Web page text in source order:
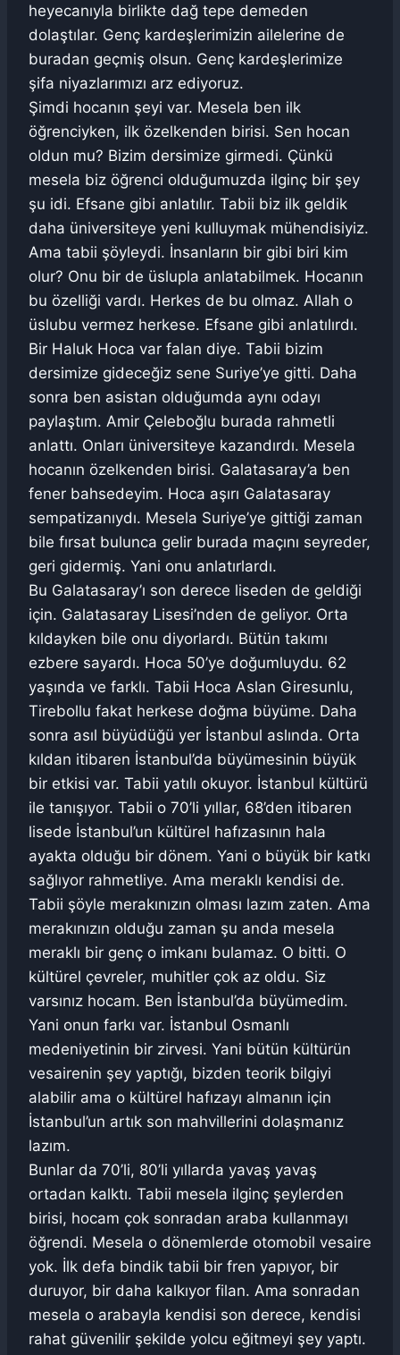
heyecanıyla birlikte dağ tepe demeden
dolaştılar. Genç kardeşlerimizin ailelerine de
buradan geçmiş olsun. Genç kardeşlerimize
şifa niyazlarımızı arz ediyoruz.
Şimdi hocanın şeyi var. Mesela ben ilk
öğrenciyken, ilk özelkenden birisi. Sen hocan
oldun mu? Bizim dersimize girmedi. Çünkü
mesela biz öğrenci olduğumuzda ilginç bir şey
şu idi. Efsane gibi anlatılır. Tabii biz ilk geldik
daha üniversiteye yeni kulluymak mühendisiyiz.
Ama tabii şöyleydi. İnsanların bir gibi biri kim
olur? Onu bir de üslupla anlatabilmek. Hocanın
bu özelliği vardı. Herkes de bu olmaz. Allah o
üslubu vermez herkese. Efsane gibi anlatılırdı.
Bir Haluk Hoca var falan diye. Tabii bizim
dersimize gideceğiz sene Suriye’ye gitti. Daha
sonra ben asistan olduğumda aynı odayı
paylaştım. Amir Çeleboğlu burada rahmetli
anlattı. Onları üniversiteye kazandırdı. Mesela
hocanın özelkenden birisi. Galatasaray’a ben
fener bahsedeyim. Hoca aşırı Galatasaray
sempatizanıydı. Mesela Suriye’ye gittiği zaman
bile fırsat bulunca gelir burada maçını seyreder,
geri gidermiş. Yani onu anlatırlardı.
Bu Galatasaray’ı son derece liseden de geldiği
için. Galatasaray Lisesi’nden de geliyor. Orta
kıldayken bile onu diyorlardı. Bütün takımı
ezbere sayardı. Hoca 50’ye doğumluydu. 62
yaşında ve farklı. Tabii Hoca Aslan Giresunlu,
Tirebollu fakat herkese doğma büyüme. Daha
sonra asıl büyüdüğü yer İstanbul aslında. Orta
kıldan itibaren İstanbul’da büyümesinin büyük
bir etkisi var. Tabii yatılı okuyor. İstanbul kültürü
ile tanışıyor. Tabii o 70’li yıllar, 68’den itibaren
lisede İstanbul’un kültürel hafızasının hala
ayakta olduğu bir dönem. Yani o büyük bir katkı
sağlıyor rahmetliye. Ama meraklı kendisi de.
Tabii şöyle merakınızın olması lazım zaten. Ama
merakınızın olduğu zaman şu anda mesela
meraklı bir genç o imkanı bulamaz. O bitti. O
kültürel çevreler, muhitler çok az oldu. Siz
varsınız hocam. Ben İstanbul’da büyümedim.
Yani onun farkı var. İstanbul Osmanlı
medeniyetinin bir zirvesi. Yani bütün kültürün
vesairenin şey yaptığı, bizden teorik bilgiyi
alabilir ama o kültürel hafızayı almanın için
İstanbul’un artık son mahvillerini dolaşmanız
lazım.
Bunlar da 70’li, 80’li yıllarda yavaş yavaş
ortadan kalktı. Tabii mesela ilginç şeylerden
birisi, hocam çok sonradan araba kullanmayı
öğrendi. Mesela o dönemlerde otomobil vesaire
yok. İlk defa bindik tabii bir fren yapıyor, bir
duruyor, bir daha kalkıyor filan. Ama sonradan
mesela o arabayla kendisi son derece, kendisi
rahat güvenilir şekilde yolcu eğitmeyi şey yaptı.